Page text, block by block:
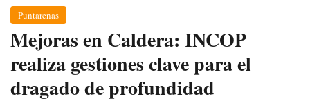
Puntarenas
Mejoras en Caldera: INCOP
realiza gestiones clave para el
dragado de profundidad